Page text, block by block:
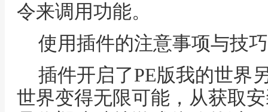
令来调用功能。
使用插件的注意事项与技巧
插件开启了PE版我的世界
世界变得无限可能，从获取